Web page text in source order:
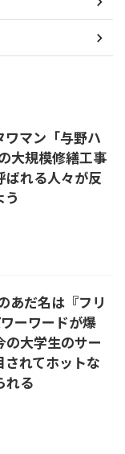
ワマン「与野ハ
大規模修繕工事
ばれる人々が反
あだ名は『フリ
ーワードが爆
大学生のサー
れてホットな
れる